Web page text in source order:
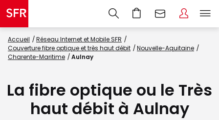
Accueil
Réseau Internet et Mobile SFR
Couverture fibre optique et très haut débit
Nouvelle-Aquitaine
Charente-Maritime
Aulnay
La fibre optique ou le Très
haut débit à Aulnay